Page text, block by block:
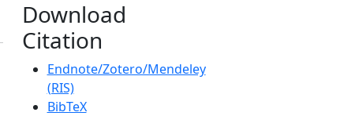
Download
Citation
Endnote/Zotero/Mendeley
(RIS)
BibTeX